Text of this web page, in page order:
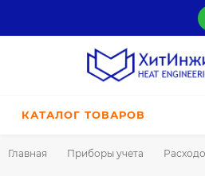
КАТАЛОГ ТОВАРОВ
Главная Приборы учета